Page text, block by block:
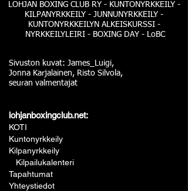
LOHJAN BOXING CLUB RY - KUNTONYRKKEILY -
KILPANYRKKEILY - JUNNUNYRKKEILY -
KUNTONYRKKEILYN ALKEISKURSSI -
NYRKKEILYLEIRI - BOXING DAY - LoBC
Sivuston kuvat: James_Luigi,
Jonna Karjalainen, Risto Silvola,
seuran valmentajat
lohjanboxingclub.net:
KOTI
Kuntonyrkkeily
Kilpanyrkkeily
Kilpailukalenteri
Tapahtumat
Yhteystiedot